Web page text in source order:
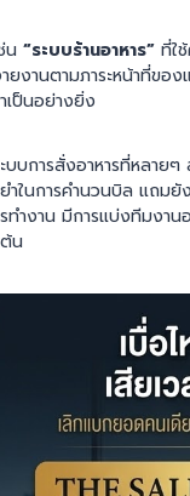
น “ระบบร้านอาหาร” ที่ใ
ยงานตามภาระหน้าที่ขอ
ป็นอย่างยิ่ง
บบการสั่งอาหารที่หลาย
ำในการคำนวนบิล แถม
รทำงาน มีการแบ่งทีมง
น